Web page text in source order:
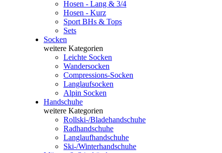
Hosen - Lang & 3/4
Hosen - Kurz
Sport BHs & Tops
Sets
Socken
weitere Kategorien
Leichte Socken
Wandersocken
Compressions-Socken
Langlaufsocken
Alpin Socken
Handschuhe
weitere Kategorien
Rollski-/Bladehandschuhe
Radhandschuhe
Langlaufhandschuhe
Ski-/Winterhandschuhe